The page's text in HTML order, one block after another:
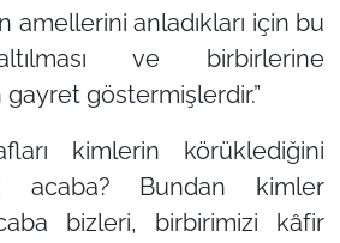
amellerini anladıkları için bu
ve birbirlerine
gayret göstermişlerdir.”
kimlerin körüklediğini
acaba? Bundan kimler
bizleri, birbirimizi kâfir